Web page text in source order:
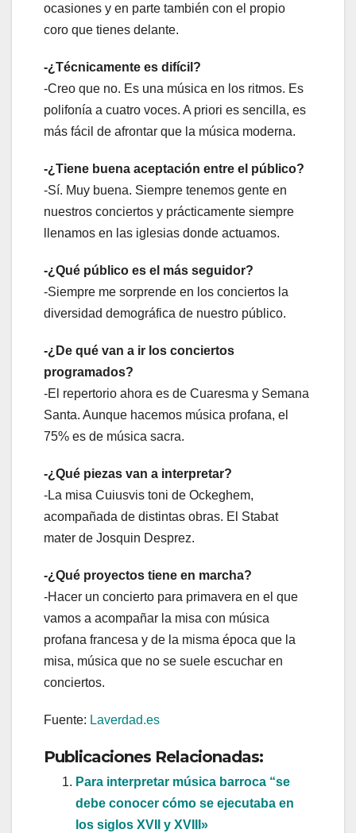
ocasiones y en parte también con el propio
coro que tienes delante.
-¿Técnicamente es difícil?
-Creo que no. Es una música en los ritmos. Es
polifonía a cuatro voces. A priori es sencilla, es
más fácil de afrontar que la música moderna.
-¿Tiene buena aceptación entre el público?
-Sí. Muy buena. Siempre tenemos gente en
nuestros conciertos y prácticamente siempre
llenamos en las iglesias donde actuamos.
-¿Qué público es el más seguidor?
-Siempre me sorprende en los conciertos la
diversidad demográfica de nuestro público.
-¿De qué van a ir los conciertos
programados?
-El repertorio ahora es de Cuaresma y Semana
Santa. Aunque hacemos música profana, el
75% es de música sacra.
-¿Qué piezas van a interpretar?
-La misa Cuiusvis toni de Ockeghem,
acompañada de distintas obras. El Stabat
mater de Josquin Desprez.
-¿Qué proyectos tiene en marcha?
-Hacer un concierto para primavera en el que
vamos a acompañar la misa con música
profana francesa y de la misma época que la
misa, música que no se suele escuchar en
conciertos.
Fuente: Laverdad.es
Publicaciones Relacionadas:
Para interpretar música barroca “se
debe conocer cómo se ejecutaba en
los siglos XVII y XVIII»